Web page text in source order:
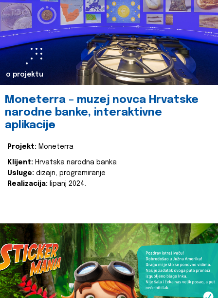
o projektu
Moneterra – muzej novca Hrvatske
narodne banke, interaktivne
aplikacije
Projekt: Moneterra
Klijent: Hrvatska narodna banka
Usluge: dizajn, programiranje
Realizacija: lipanj 2024.